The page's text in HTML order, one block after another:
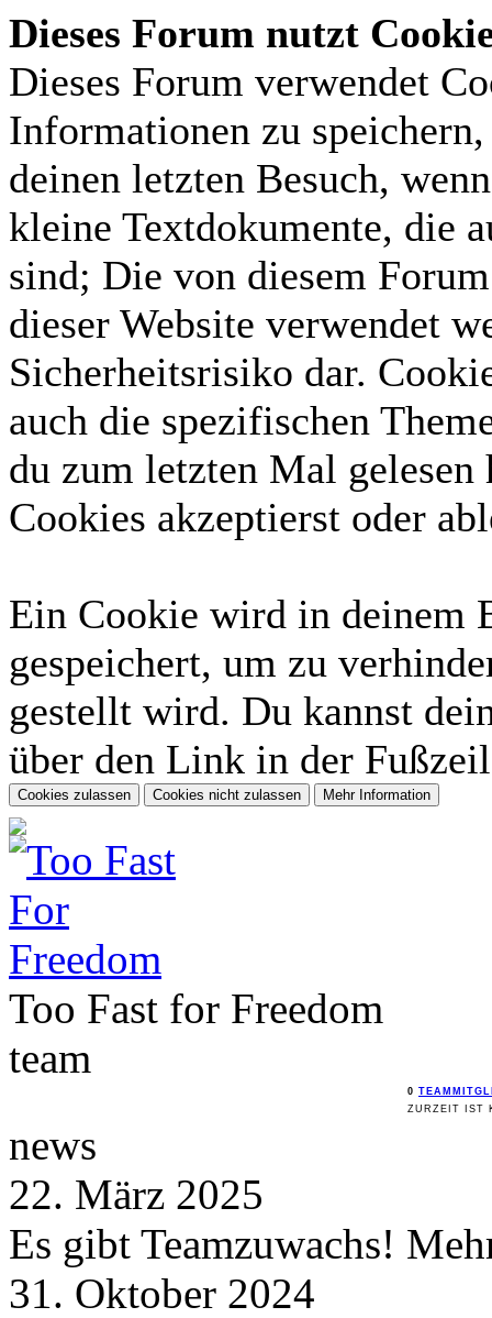
Dieses Forum nutzt
Dieses Forum verwendet
Informationen zu
deinen letzten Besuch,
kleine Textdokumente, die
sind; Die von diesem
dieser Website verwendet
Sicherheitsrisiko dar.
auch die spezifischen
du zum letzten Mal gelesen
Cookies akzeptierst oder
Ein Cookie wird in deinem
gespeichert, um zu
gestellt wird. Du kannst
über den Link in der
Too Fast for Freedom
team
0
ZURZEIT IST
news
22. März 2025
Es gibt Teamzuwachs!
31. Oktober 2024